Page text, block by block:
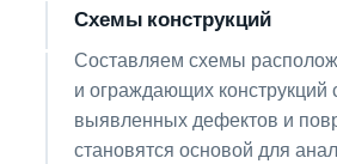
Схемы конструкций
Составляем схемы
и ограждающих конструкций
выявленных дефектов и
становятся основой для